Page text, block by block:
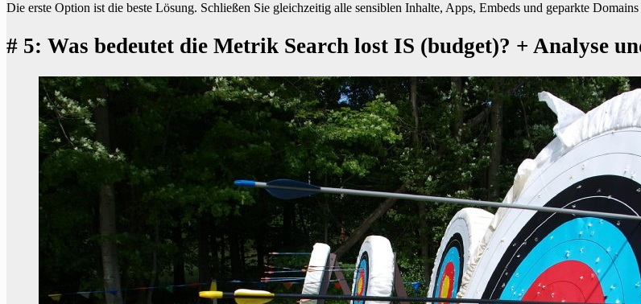
Die erste Option ist die beste Lösung. Schließen Sie gleichzeitig alle sensiblen Inhalte, Apps, Embeds und geparkte Domains
# 5: Was bedeutet die Metrik Search lost IS (budget)? + Analyse